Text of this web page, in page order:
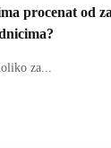
procenat od
za...